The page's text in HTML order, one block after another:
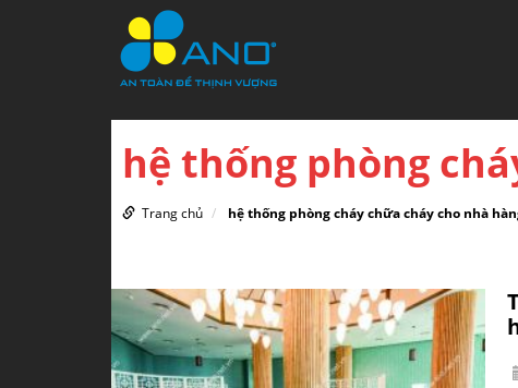
hệ thống phòng
Trang chủ hệ thống phòng cháy chữa cháy cho nhà